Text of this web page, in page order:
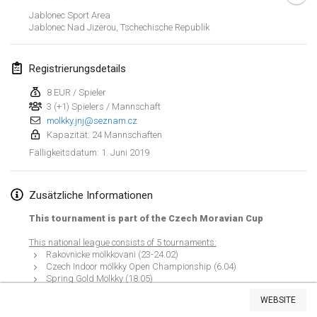
Liste anzeigen
Jablonec Sport Area
Jablonec Nad Jizerou Tschechische Republik
Registrierungsdetails
8 EUR / Spieler
3 (+1) Spielers / Mannschaft
molkky.jnj@seznam.cz
Kapazität: 24 Mannschaften
Fälligkeitsdatum: 1. Juni 2019
Zusätzliche Informationen
This tournament is part of the Czech Moravian Cup
This national league consists of 5 tournaments:
Rakovnicke mölkkovani (23-24.02)
Czech Indoor mölkky Open Championship (6.04)
Spring Gold Mölkky (18.05)
WEBSITE
Kotka Mölkky Open Indoor
2. Feb. 2019|Finnland
Lumi Mölkky
9. Feb. 2019|Finnland
Tournoi de la St Valentin
9. Feb. 2019| Frankreich
OTH
16. Feb. 2019|Finnland
Indoor des Bouchons